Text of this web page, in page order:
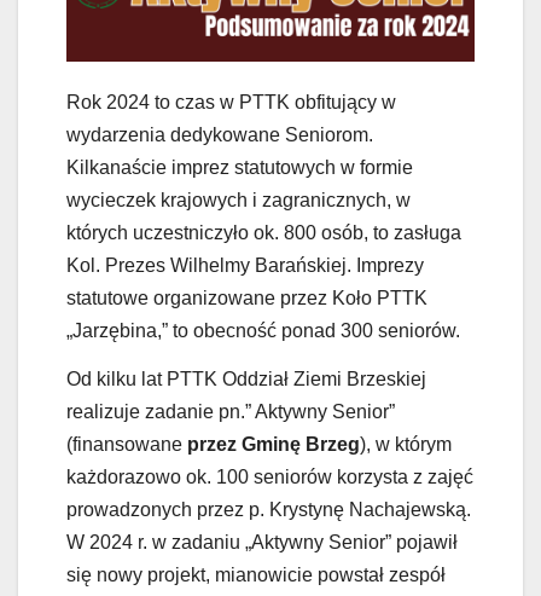
Rok 2024 to czas w PTTK obfitujący w
wydarzenia dedykowane Seniorom.
Kilkanaście imprez statutowych w formie
wycieczek krajowych i zagranicznych, w
których uczestniczyło ok. 800 osób, to zasługa
Kol. Prezes Wilhelmy Barańskiej. Imprezy
statutowe organizowane przez Koło PTTK
„Jarzębina,” to obecność ponad 300 seniorów.
Od kilku lat PTTK Oddział Ziemi Brzeskiej
realizuje zadanie pn.” Aktywny Senior”
(finansowane przez Gminę Brzeg), w którym
każdorazowo ok. 100 seniorów korzysta z zajęć
prowadzonych przez p. Krystynę Nachajewską.
W 2024 r. w zadaniu „Aktywny Senior” pojawił
się nowy projekt, mianowicie powstał zespół